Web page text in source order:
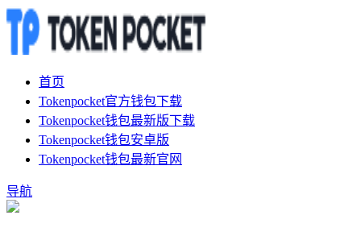
首页
Tokenpocket官方钱包下载
Tokenpocket钱包最新版下载
Tokenpocket钱包安卓版
Tokenpocket钱包最新官网
导航